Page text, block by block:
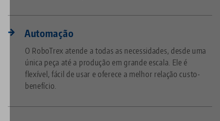
Automação
O RoboTrex atende a todas as necessidades, desde uma
única peça até a produção em grande escala. Ele é
flexível, fácil de usar e oferece a melhor relação custo-
benefício.